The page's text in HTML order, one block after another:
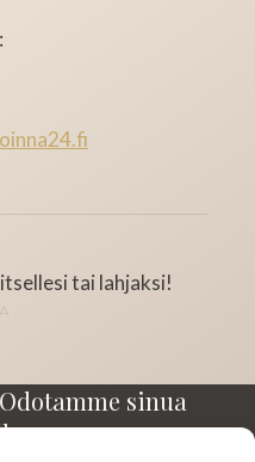
tai lahjaksi!
sinua